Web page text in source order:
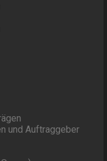
und Auftraggeber